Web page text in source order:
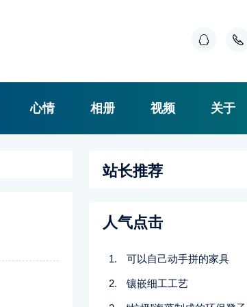
心情 相册 视频 关于
站长推荐
人气点击
可以自己动手拼的家具
镶嵌细工工艺